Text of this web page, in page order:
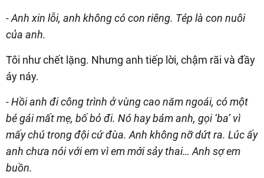
- Anh xin lỗi, anh không có con riêng. Tép là con nuôi
của anh.
Tôi như chết lặng. Nhưng anh tiếp lời, chậm rãi và đầy
áy náy.
- Hồi anh đi công trình ở vùng cao năm ngoái, có một
bé gái mất mẹ, bố bỏ đi. Nó hay bám anh, gọi ‘ba’ vì
mấy chú trong đội cứ đùa. Anh không nỡ dứt ra. Lúc ấy
anh chưa nói với em vì em mới sảy thai… Anh sợ em
buồn.